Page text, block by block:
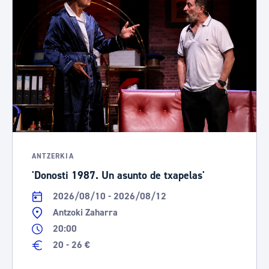
ANTZERKIA
'Donosti 1987. Un asunto de txapelas'
2026/08/10 - 2026/08/12
Antzoki Zaharra
20:00
20 - 26 €